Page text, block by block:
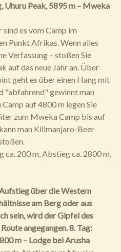
Peak, 5895 m – Mweka
es vom Camp im
Punkt Afrikas. Wenn alles
Verfassung – stoßen Sie
auf das neue Jahr an. Über
geht es über einen Hang mit
"abfahrend" gewinnt man
auf 4800 m legen Sie
zum Mweka Camp bis auf
man Kilimanjaro-Beer
ca. 200 m, Abstieg ca. 2800 m,
über die Western
am Berg oder aus
sein, wird der Gipfel des
angegangen.8. Tag:
m – Lodge bei Arusha